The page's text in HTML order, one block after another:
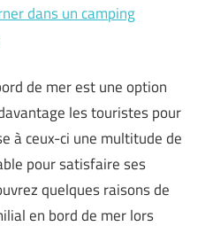
dans un camping
de mer est une option
les touristes pour
à ceux-ci une multitude de
pour satisfaire ses
quelques raisons de
en bord de mer lors